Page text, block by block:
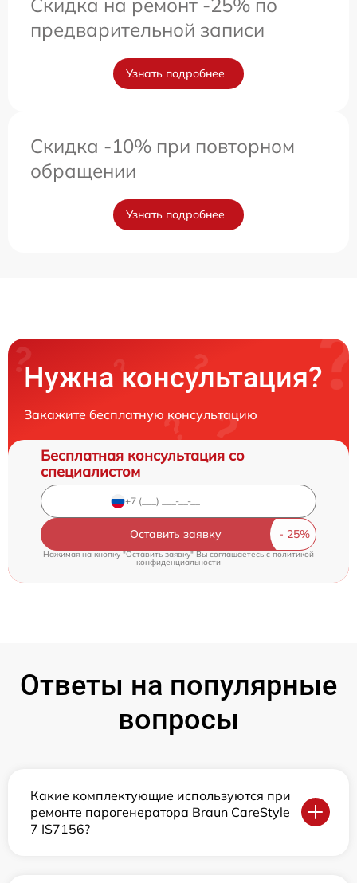
предварительной записи
Узнать подробнее
Скидка -10% при повторном
обращении
Узнать подробнее
Нужна консультация?
Закажите бесплатную консультацию
Бесплатная консультация со
специалистом
Оставить заявку
Нажимая на кнопку "Оставить заявку" Вы соглашаетесь cполитикой
конфиденциальности
Ответы на популярные
вопросы
Какие комплектующие используются при
ремонте парогенератора Braun CareStyle
7 IS7156?